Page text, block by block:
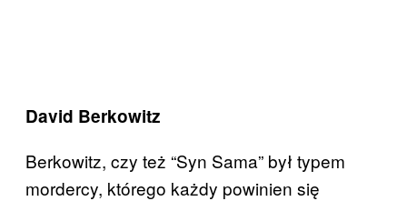
David Berkowitz
Berkowitz, czy też “Syn Sama” był typem
mordercy, którego każdy powinien się